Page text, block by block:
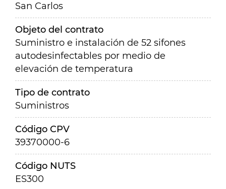
San Carlos
Objeto del contrato
Suministro e instalación de 52 sifones
autodesinfectables por medio de
elevación de temperatura
Tipo de contrato
Suministros
Código CPV
39370000-6
Código NUTS
ES300